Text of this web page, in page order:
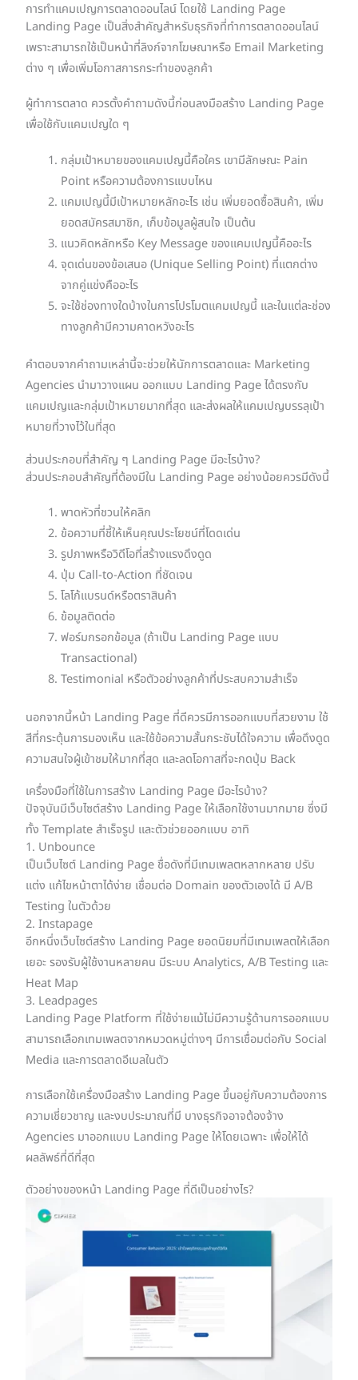
การทำแคมเปญการตลาดออนไลน์ โดยใช้ Landing Page
Landing Page เป็นสิ่งสำคัญสำหรับธุรกิจที่ทำการตลาดออนไลน์
เพราะสามารถใช้เป็นหน้าที่ลิงก์จากโฆษณาหรือ Email Marketing
ต่าง ๆ เพื่อเพิ่มโอกาสการกระทำของลูกค้า
ผู้ทำการตลาด ควรตั้งคำถามดังนี้ก่อนลงมือสร้าง Landing Page
เพื่อใช้กับแคมเปญใด ๆ
กลุ่มเป้าหมายของแคมเปญนี้คือใคร เขามีลักษณะ Pain
Point หรือความต้องการแบบไหน
แคมเปญนี้มีเป้าหมายหลักอะไร เช่น เพิ่มยอดซื้อสินค้า, เพิ่ม
ยอดสมัครสมาชิก, เก็บข้อมูลผู้สนใจ เป็นต้น
แนวคิดหลักหรือ Key Message ของแคมเปญนี้คืออะไร
จุดเด่นของข้อเสนอ (Unique Selling Point) ที่แตกต่าง
จากคู่แข่งคืออะไร
จะใช้ช่องทางใดบ้างในการโปรโมตแคมเปญนี้ และในแต่ละช่อง
ทางลูกค้ามีความคาดหวังอะไร
คำตอบจากคำถามเหล่านี้จะช่วยให้นักการตลาดและ Marketing
Agencies นำมาวางแผน ออกแบบ Landing Page ได้ตรงกับ
แคมเปญและกลุ่มเป้าหมายมากที่สุด และส่งผลให้แคมเปญบรรลุเป้า
หมายที่วางไว้ในที่สุด
ส่วนประกอบที่สำคัญ ๆ Landing Page มีอะไรบ้าง?
ส่วนประกอบสำคัญที่ต้องมีใน Landing Page อย่างน้อยควรมีดังนี้
พาดหัวที่ชวนให้คลิก
ข้อความที่ชี้ให้เห็นคุณประโยชน์ที่โดดเด่น
รูปภาพหรือวิดีโอที่สร้างแรงดึงดูด
ปุ่ม Call-to-Action ที่ชัดเจน
โลโก้แบรนด์หรือตราสินค้า
ข้อมูลติดต่อ
ฟอร์มกรอกข้อมูล (ถ้าเป็น Landing Page แบบ
Transactional)
Testimonial หรือตัวอย่างลูกค้าที่ประสบความสำเร็จ
นอกจากนี้หน้า Landing Page ที่ดีควรมีการออกแบบที่สวยงาม ใช้
สีที่กระตุ้นการมองเห็น และใช้ข้อความสั้นกระชับได้ใจความ เพื่อดึงดูด
ความสนใจผู้เข้าชมให้มากที่สุด และลดโอกาสที่จะกดปุ่ม Back
เครื่องมือที่ใช้ในการสร้าง Landing Page มีอะไรบ้าง?
ปัจจุบันมีเว็บไซต์สร้าง Landing Page ให้เลือกใช้งานมากมาย ซึ่งมี
ทั้ง Template สำเร็จรูป และตัวช่วยออกแบบ อาทิ
1. Unbounce
เป็นเว็บไซต์ Landing Page ชื่อดังที่มีเทมเพลตหลากหลาย ปรับ
แต่ง แก้ไขหน้าตาได้ง่าย เชื่อมต่อ Domain ของตัวเองได้ มี A/B
Testing ในตัวด้วย
2. Instapage
อีกหนึ่งเว็บไซต์สร้าง Landing Page ยอดนิยมที่มีเทมเพลตให้เลือก
เยอะ รองรับผู้ใช้งานหลายคน มีระบบ Analytics, A/B Testing และ
Heat Map
3. Leadpages
Landing Page Platform ที่ใช้ง่ายแม้ไม่มีความรู้ด้านการออกแบบ
สามารถเลือกเทมเพลตจากหมวดหมู่ต่างๆ มีการเชื่อมต่อกับ Social
Media และการตลาดอีเมลในตัว
การเลือกใช้เครื่องมือสร้าง Landing Page ขึ้นอยู่กับความต้องการ
ความเชี่ยวชาญ และงบประมาณที่มี บางธุรกิจอาจต้องจ้าง
Agencies มาออกแบบ Landing Page ให้โดยเฉพาะ เพื่อให้ได้
ผลลัพธ์ที่ดีที่สุด
ตัวอย่างของหน้า Landing Page ที่ดีเป็นอย่างไร?